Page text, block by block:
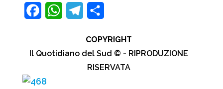
b
W
n
COPYRIGHT
Il Quotidiano del Sud © - RIPRODUZIONE
RISERVATA